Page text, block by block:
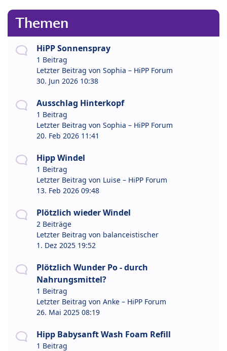
Themen
HiPP Sonnenspray
1 Beitrag
Letzter Beitrag von Sophia – HiPP Forum
30. Jun 2026 10:38
Ausschlag Hinterkopf
1 Beitrag
Letzter Beitrag von Sophia – HiPP Forum
20. Feb 2026 11:41
Hipp Windel
1 Beitrag
Letzter Beitrag von Luise – HiPP Forum
13. Feb 2026 09:48
Plötzlich wieder Windel
2 Beiträge
Letzter Beitrag von balanceistischer
1. Dez 2025 19:52
Plötzlich Wunder Po - durch
Nahrungsmittel?
1 Beitrag
Letzter Beitrag von Anke – HiPP Forum
26. Mai 2025 08:19
Hipp Babysanft Wash Foam Refill
1 Beitrag